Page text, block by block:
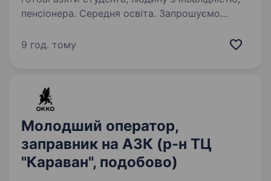
пенсіонера. Середня освіта. Запрошуємо
Робота — WOGОНЬ, адже ти будеш: якісно
консультувати клієнтів…
9 год. тому
Молодший оператор,
заправник на АЗК (р-н ТЦ
"Караван", подобово)